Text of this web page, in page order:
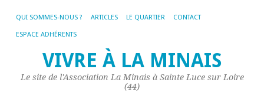
QUI SOMMES-NOUS ? ARTICLES LE QUARTIER CONTACT
ESPACE ADHÉRENTS
VIVRE À LA MINAIS
Le site de l'Association La Minais à Sainte Luce sur Loire
(44)